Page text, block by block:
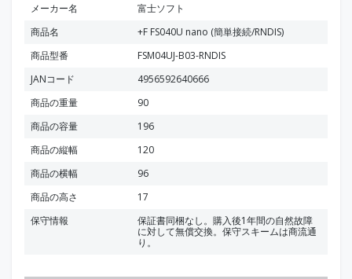
メーカー名
富士ソフト
商品名
+F FS040U nano (簡単接続/RNDIS)
商品型番
FSM04UJ-B03-RNDIS
JANコード
4956592640666
商品の重量
90
商品の容量
196
商品の縦幅
120
商品の横幅
96
商品の高さ
17
保守情報
保証書同梱なし。購入後1年間の自然故障
に対して無償交換。保守スキームは商流通
り。